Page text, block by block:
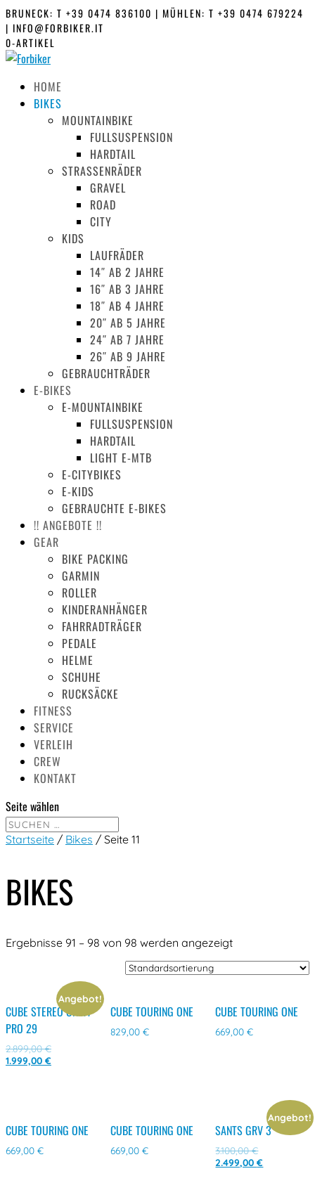
BRUNECK: T +39 0474 836100 | MÜHLEN: T +39 0474 679224
| INFO@FORBIKER.IT
0-ARTIKEL
HOME
BIKES
MOUNTAINBIKE
FULLSUSPENSION
HARDTAIL
STRASSENRÄDER
GRAVEL
ROAD
CITY
KIDS
LAUFRÄDER
14″ AB 2 JAHRE
16″ AB 3 JAHRE
18″ AB 4 JAHRE
20″ AB 5 JAHRE
24″ AB 7 JAHRE
26″ AB 9 JAHRE
GEBRAUCHTRÄDER
E-BIKES
E-MOUNTAINBIKE
FULLSUSPENSION
HARDTAIL
LIGHT E-MTB
E-CITYBIKES
E-KIDS
GEBRAUCHTE E-BIKES
!! ANGEBOTE !!
GEAR
BIKE PACKING
GARMIN
ROLLER
KINDERANHÄNGER
FAHRRADTRÄGER
PEDALE
HELME
SCHUHE
RUCKSÄCKE
FITNESS
SERVICE
VERLEIH
CREW
KONTAKT
Seite wählen
Startseite / Bikes / Seite 11
BIKES
Ergebnisse 91 – 98 von 98 werden angezeigt
Angebot!
CUBE STEREO ONE77
PRO 29
2.899,00€
1.999,00 €
CUBE TOURING ONE
829,00€
CUBE TOURING ONE
669,00€
CUBE TOURING ONE
669,00 €
CUBE TOURING ONE
669,00€
Angebot!
SANTS GRV 3
3.100,00€
2.499,00€